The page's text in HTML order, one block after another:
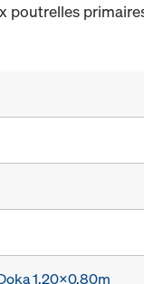
poutrelles
1,20x0,80m